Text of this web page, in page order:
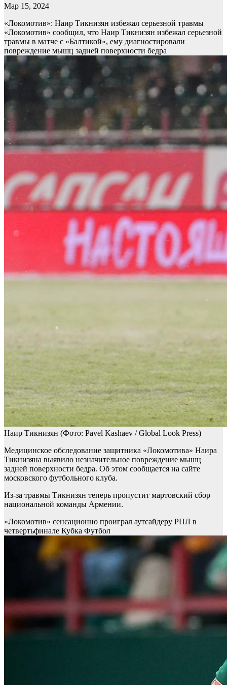
Мар 15, 2024
«Локомотив»: Наир Тикнизян избежал серьезной травмы
«Локомотив» сообщил, что Наир Тикнизян избежал серьезной
травмы в матче с «Балтикой», ему диагностировали
повреждение мышц задней поверхности бедра
Наир Тикнизян (Фото: Pavel Kashaev / Global Look Press)
Медицинское обследование защитника «Локомотива» Наира
Тикнизяна выявило незначительное повреждение мышц
задней поверхности бедра. Об этом сообщается на сайте
московского футбольного клуба.
Из-за травмы Тикнизян теперь пропустит мартовский сбор
национальной команды Армении.
«Локомотив» сенсационно проиграл аутсайдеру РПЛ в
четвертьфинале Кубка Футбол